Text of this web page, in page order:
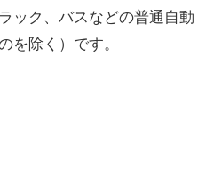
ック、バスなどの普通自動
を除く）です。